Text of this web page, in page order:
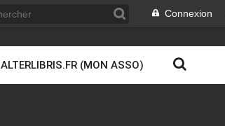
Connexion
ALTERLIBRIS.FR (MON ASSO)